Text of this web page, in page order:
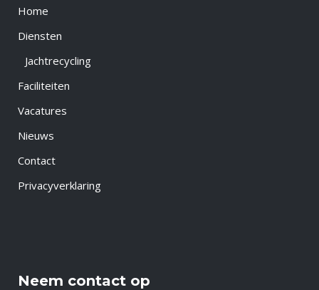
Home
Diensten
Jachtrecycling
Faciliteiten
Vacatures
Nieuws
Contact
Privacyverklaring
Neem contact op